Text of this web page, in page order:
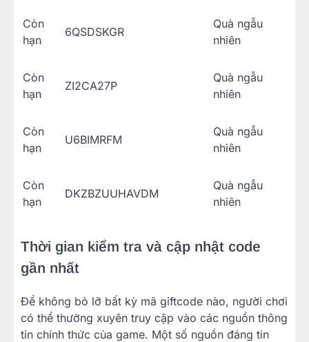
Còn
hạn
6QSDSKGR
Quà ngẫu
nhiên
Còn
hạn
ZI2CA27P
Quà ngẫu
nhiên
Còn
hạn
U6BIMRFM
Quà ngẫu
nhiên
Còn
hạn
DKZBZUUHAVDM
Quà ngẫu
nhiên
Thời gian kiểm tra và cập nhật code
gần nhất
Để không bỏ lỡ bất kỳ mã giftcode nào, người chơi
có thể thường xuyên truy cập vào các nguồn thông
tin chính thức của game. Một số nguồn đáng tin